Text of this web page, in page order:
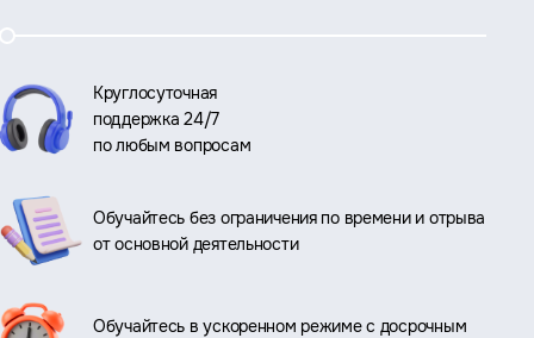
Круглосуточная
поддержка 24/7
по любым вопросам
Обучайтесь без ограничения по времени и отрыва
от основной деятельности
Обучайтесь в ускоренном режиме с досрочным